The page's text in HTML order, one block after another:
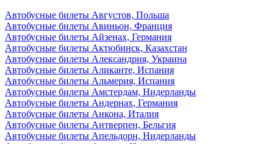
Автобусные билеты Августов, Польша
Автобусные билеты Авиньон, Франция
Автобусные билеты Айзенах, Германия
Автобусные билеты Актюбинск, Казахстан
Автобусные билеты Александрия, Украина
Автобусные билеты Аликанте, Испания
Автобусные билеты Альмерия, Испания
Автобусные билеты Амстердам, Нидерланды
Автобусные билеты Андернах, Германия
Автобусные билеты Анкона, Италия
Автобусные билеты Антверпен, Бельгия
Автобусные билеты Апельдорн, Нидерланды